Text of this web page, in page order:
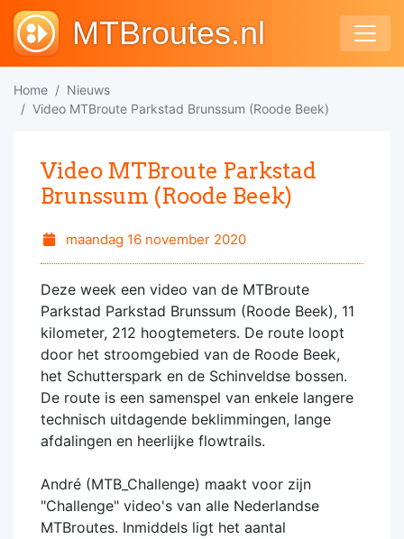
MTBroutes.nl
Home
Nieuws
Video MTBroute Parkstad Brunssum (Roode Beek)
Video MTBroute Parkstad
Brunssum (Roode Beek)
maandag 16 november 2020
Deze week een video van de MTBroute
Parkstad Parkstad Brunssum (Roode Beek), 11
kilometer, 212 hoogtemeters. De route loopt
door het stroomgebied van de Roode Beek,
het Schutterspark en de Schinveldse bossen.
De route is een samenspel van enkele langere
technisch uitdagende beklimmingen, lange
afdalingen en heerlijke flowtrails.
André (MTB_Challenge) maakt voor zijn
"Challenge" video's van alle Nederlandse
MTBroutes. Inmiddels ligt het aantal